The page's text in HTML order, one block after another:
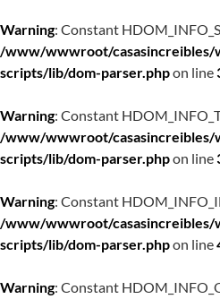
Warning: Constant
/www/wwwroot/casasincreibles/
scripts/lib/dom-parser.phpon line
Warning: Constant
/www/wwwroot/casasincreibles/
scripts/lib/dom-parser.phpon line
Warning: Constant
/www/wwwroot/casasincreibles/
scripts/lib/dom-parser.phpon line
Warning: Constant